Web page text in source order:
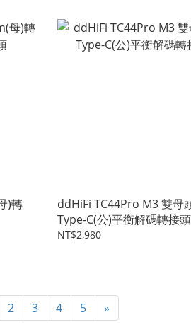
)轉
ddHiFi TC44Pro M3 雙母
Type-C(公)平衡解碼轉接頭
NT$2,980
2 3 4 5 »